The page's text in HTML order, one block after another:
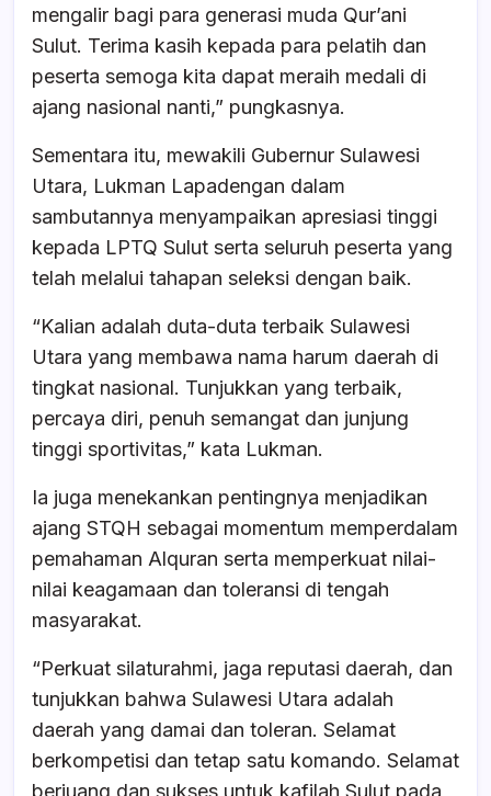
mengalir bagi para generasi muda Qur’ani
Sulut. Terima kasih kepada para pelatih dan
peserta semoga kita dapat meraih medali di
ajang nasional nanti,” pungkasnya.
Sementara itu, mewakili Gubernur Sulawesi
Utara, Lukman Lapadengan dalam
sambutannya menyampaikan apresiasi tinggi
kepada LPTQ Sulut serta seluruh peserta yang
telah melalui tahapan seleksi dengan baik.
“Kalian adalah duta-duta terbaik Sulawesi
Utara yang membawa nama harum daerah di
tingkat nasional. Tunjukkan yang terbaik,
percaya diri, penuh semangat dan junjung
tinggi sportivitas,” kata Lukman.
Ia juga menekankan pentingnya menjadikan
ajang STQH sebagai momentum memperdalam
pemahaman Alquran serta memperkuat nilai-
nilai keagamaan dan toleransi di tengah
masyarakat.
“Perkuat silaturahmi, jaga reputasi daerah, dan
tunjukkan bahwa Sulawesi Utara adalah
daerah yang damai dan toleran. Selamat
berkompetisi dan tetap satu komando. Selamat
berjuang dan sukses untuk kafilah Sulut pada